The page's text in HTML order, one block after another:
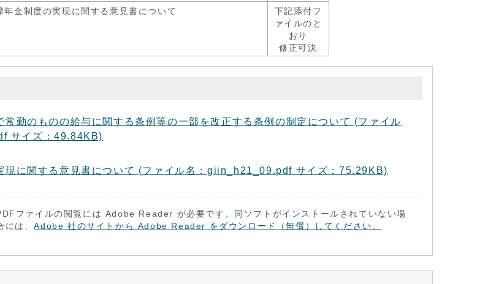
年金制度の実現に関する意見書について
下記添付フ
ァイルのと
おり
修正可決
常勤のものの給与に関する条例等の一部を改正する条例の制定について (ファイル
サイズ：49.84KB)
現に関する意見書について (ファイル名：giin_h21_09.pdf サイズ：75.29KB)
ファイルの閲覧には Adobe Reader が必要です。同ソフトがインストールされていない場
には、Adobe 社のサイトから Adobe Reader をダウンロード（無償）してください。